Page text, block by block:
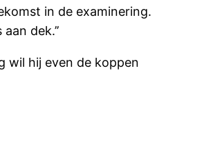
in de examinering.
dek.’’
wil hij even de koppen